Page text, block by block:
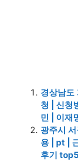
경상남도
청 | 신청
민 | 이재
광주시
용 | pt |
후기 top5